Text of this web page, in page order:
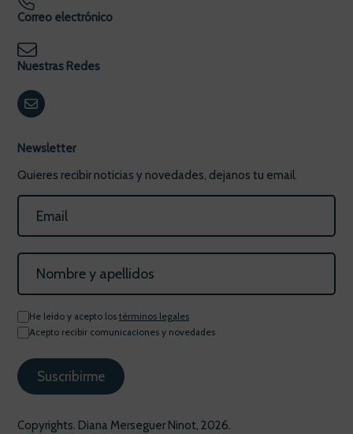
Correo electrónico
Nuestras Redes
Newsletter
Quieres recibir noticias y novedades, dejanos tu email.
He leído y acepto los términos legales
Acepto recibir comunicaciones y novedades
Copyrights. Diana Merseguer Ninot, 2026.